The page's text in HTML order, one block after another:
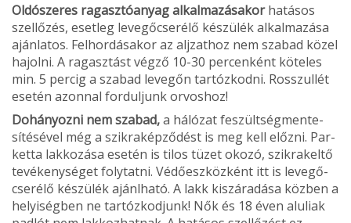
Oldószeres ragasztóanyag alkalmazásakorhatásos
szellőzés, esetleg levegőcserélő készülék alkalmazása
ajánlatos. Felhordásakor az aljzathoz nem szabad közel
hajolni. A ragasztást végző 10-30 percenként köteles
min. 5 percig a szabad levegőn tartózkodni. Rosszullét
esetén azonnal forduljunk orvoshoz!
Dohányozni nem szabad,a hálózat feszültségmente­
sítésével még a szikraképződést is meg kell előzni. Par­
ketta lakkozása esetén is tilos tüzet okozó, szikrakeltő
tevékenységet folytatni. Védőeszközként itt is levegő­
cserélő készülék ajánlható. A lakk kiszáradása közben a
helyiségben ne tartózkodjunk! Nők és 18 éven aluliak